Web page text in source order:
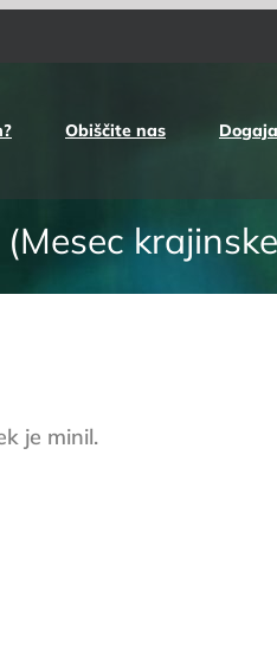
Obiščite nas
je minil.